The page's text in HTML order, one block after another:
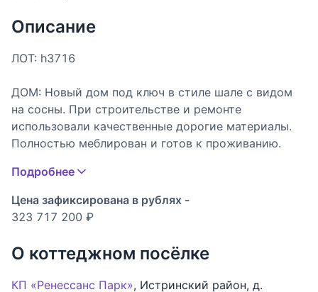
Описание
ЛОТ: h3716
ДОМ: Новый дом под ключ в стиле шале с видом
на сосны. При строительстве и ремонте
использовали качественные дорогие материалы.
Полностью меблирован и готов к проживанию.
панорамными окнами. Есть СПА зона с сауной.
Наличие рабочей кухни позволяет избежать
посторонних запахов в доме. Из окон и с балконов
УЧАСТОК: Участок расположен в
непосредственной близости от соснового леса.
Подробнее
Цена зафиксирована в рублях -
323 717 200 ₽
О коттеджном посёлке
КП «Ренессанс Парк», Истринский район, д.